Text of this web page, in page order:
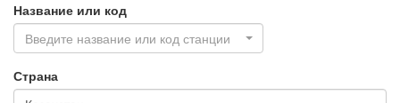
Название или код
Введите название или код станции
Страна